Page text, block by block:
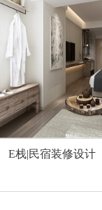
E栈|民宿装修设计